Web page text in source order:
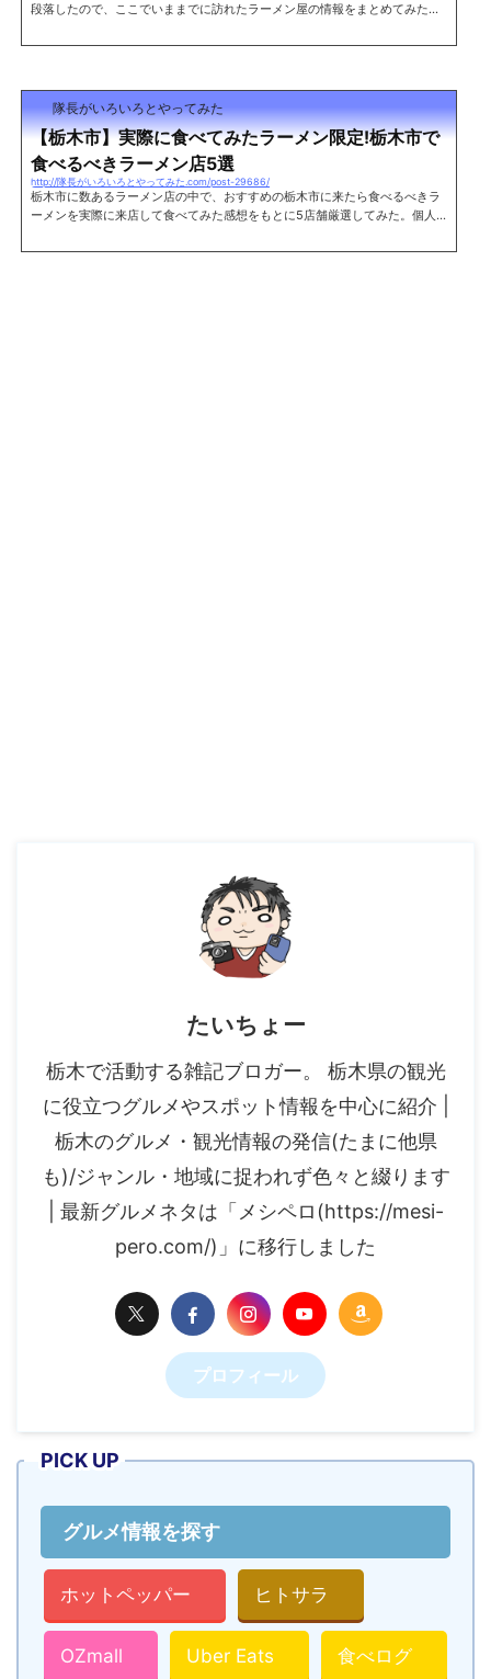
段落したので、ここでいままでに訪れたラーメン屋の情報をまとめてみた。
馬の境に位置する県西にあるエリア。 まだまだラーメン屋として有名なお店
木曜日麺や 松レポート住所 栃木県足利市伊勢町1-2-1 両毛ビル1F TEL 02
84-43-2117 営業...
隊長がいろいろとやってみた
【栃木市】実際に食べてみたラーメン限定!栃木市で
食べるべきラーメン店5選
http://隊長がいろいろとやってみた.com/post-29686/
栃木市に数あるラーメン店の中で、おすすめの栃木市に来たら食べるべきラ
ーメンを実際に来店して食べてみた感想をもとに5店舗厳選してみた。個人
が、是非一度は食べてみて欲しい。 ※あいうえお順 支那そば蔵之宮これぞ支
たいちょー
栃木で活動する雑記ブロガー。 栃木県の観光
に役立つグルメやスポット情報を中心に紹介 |
栃木のグルメ・観光情報の発信(たまに他県
も)/ジャンル・地域に捉われず色々と綴ります
| 最新グルメネタは「メシペロ(https://mesi-
pero.com/)」に移行しました
プロフィール
PICK UP
グルメ情報を探す
ホットペッパー ヒトサラ
OZmall Uber Eats 食べログ